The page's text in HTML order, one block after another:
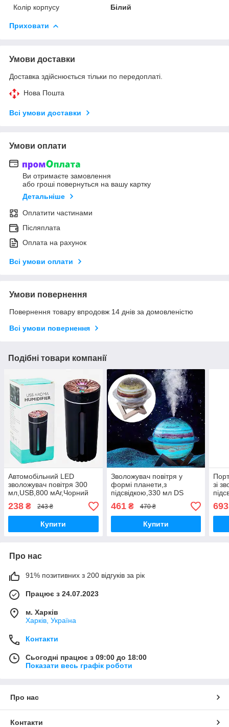
Колір корпусу
Білий
Приховати
Умови доставки
Доставка здійснюється тільки по передоплаті.
Нова Пошта
Всі умови доставки
Умови оплати
Ви отримаєте замовлення
або гроші повернуться на вашу картку
Детальніше
Оплатити частинами
Післяплата
Оплата на рахунок
Всі умови оплати
Умови повернення
Повернення товару впродовж 14 днів за домовленістю
Всі умови повернення
Подібні товари компанії
Автомобільний LED
зволожувач повітря 300
мл,USB,800 мАг,Чорний
238 ₴ 243 ₴
Купити
Зволожувач повітря у
формі планети,з
підсвідкою,330 мл DS
461₴ 470 ₴
Купити
зі
693
Про нас
91% позитивних з 200 відгуків за рік
Працює з 24.07.2023
м. Харків
Харків, Україна
Контакти
Сьогодні працює з 09:00 до 18:00
Показати весь графік роботи
Про нас
Контакти